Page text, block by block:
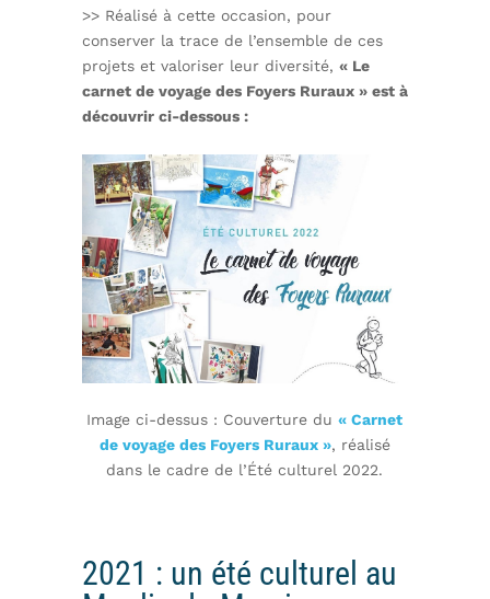
>> Réalisé à cette occasion, pour
conserver la trace de l’ensemble de ces
projets et valoriser leur diversité, « Le
carnet de voyage des Foyers Ruraux » est à
découvrir ci-dessous :
Image ci-dessus : Couverture du« Carnet
de voyage des Foyers Ruraux », réalisé
dans le cadre de l’Été culturel 2022.
2021 : un été culturel au